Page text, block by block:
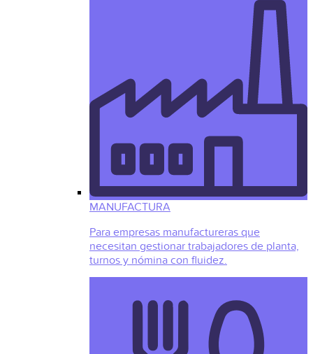
MANUFACTURA
Para empresas manufactureras que
necesitan gestionar trabajadores de planta,
turnos y nómina con fluidez.